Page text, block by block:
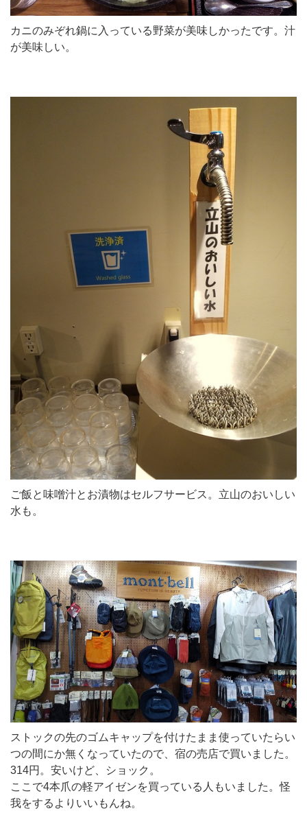
カニのみぞれ鍋に入っている野菜が美味しかったです。汁
が美味しい。
ご飯と味噌汁とお漬物はセルフサービス。立山のおいしい
水も。
ストックの先のゴムキャップを付けたまま使っていたらい
つの間にか無くなっていたので、宿の売店で買いました。
314円。安いけど、ショック。
ここで4本爪の軽アイゼンを買っている人もいました。怪
我をするよりいいもんね。